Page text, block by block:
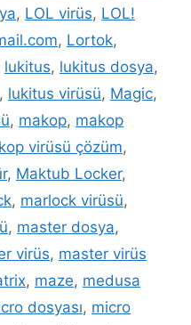
, LOL virüs, LOL!
, Lortok,
lukitus, lukitus dosya,
, lukitus virüsü, Magic,
, makop, makop
virüsü çözüm,
, Maktub Locker,
, marlock virüsü,
, master dosya,
virüs, master virüs
, maze, medusa
dosyası, micro